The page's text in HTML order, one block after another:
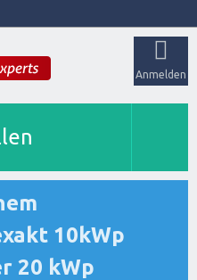
Anmelden
10kWp
20 kWp